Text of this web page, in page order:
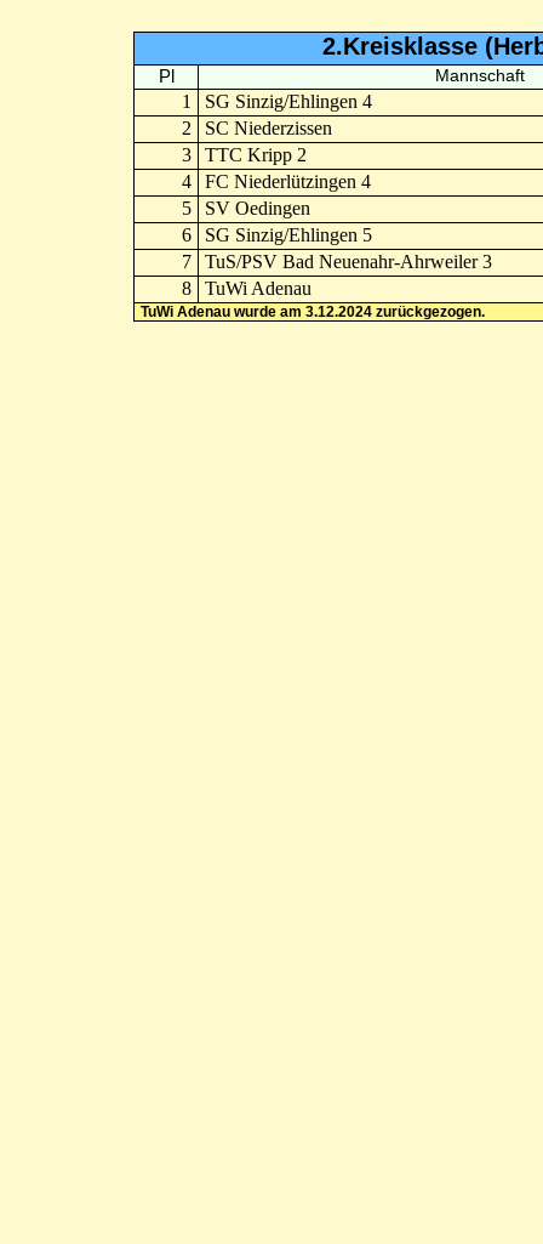
2.Kreisklasse
Pl Mannschaft
1
SG Sinzig/Ehlingen 4
2
SC Niederzissen
3
TTC Kripp 2
4
FC Niederlützingen 4
5
SV Oedingen
6
SG Sinzig/Ehlingen 5
7
TuS/PSV Bad Neuenahr-Ahrweiler 3
8
TuWi Adenau
TuWi Adenau wurde am 3.12.2024 zurückgezogen.